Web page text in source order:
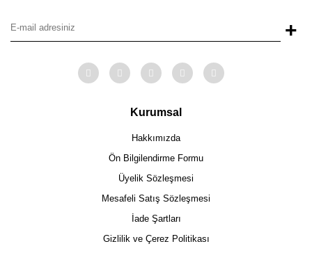
+
Kurumsal
Hakkımızda
Ön Bilgilendirme Formu
Üyelik Sözleşmesi
Mesafeli Satış Sözleşmesi
İade Şartları
Gizlilik ve Çerez Politikası